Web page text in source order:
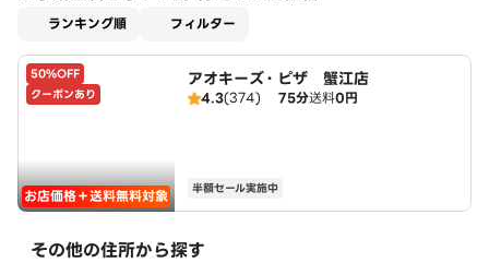
ランキング順 フィルター
50%OFF
クーポンあり
お店価格＋送料無料対象
アオキーズ・ピザ 蟹江店
4.3(374) 75分送料0円
半額セール実施中
その他の住所から探す